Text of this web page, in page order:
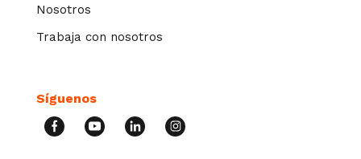
Nosotros
Trabaja con nosotros
Síguenos